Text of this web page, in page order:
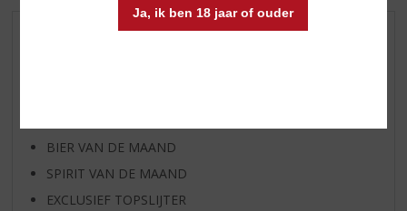
Ja, ik ben 18 jaar of ouder
BIER VAN DE MAAND
SPIRIT VAN DE MAAND
EXCLUSIEF TOPSLIJTER